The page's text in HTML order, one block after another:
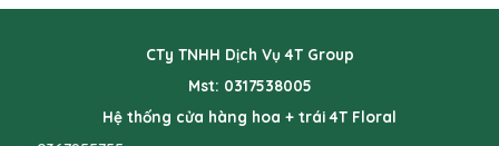
CTy TNHH Dịch Vụ 4T Group
Mst: 0317538005
Hệ thống cửa hàng hoa + trái 4T Floral